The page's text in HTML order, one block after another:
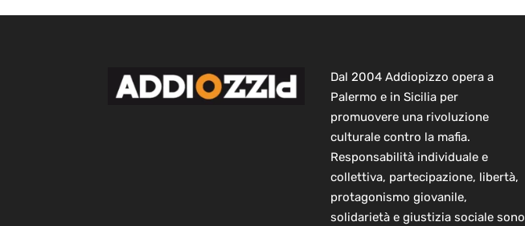
Dal 2004 Addiopizzo opera a
Palermo e in Sicilia per
promuovere una rivoluzione
culturale contro la mafia.
Responsabilità individuale e
collettiva, partecipazione, libertà,
protagonismo giovanile,
solidarietà e giustizia sociale sono